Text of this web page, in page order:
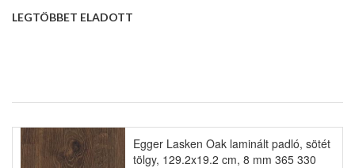
LEGTÖBBET ELADOTT
Egger Lasken Oak laminált padló, sötét
tölgy, 129.2x19.2 cm, 8 mm 365 330